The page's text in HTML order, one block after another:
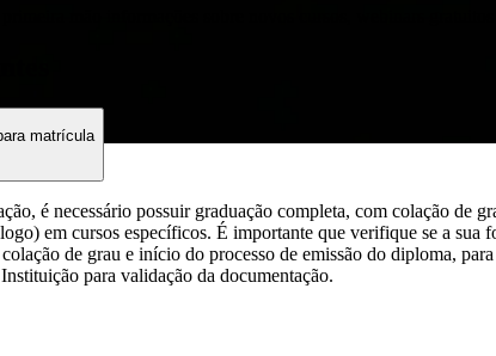
matrícula
é necessário possuir graduação completa, com colação
em cursos específicos. É importante que verifique se a
de grau e início do processo de emissão do diploma,
para validação da documentação.